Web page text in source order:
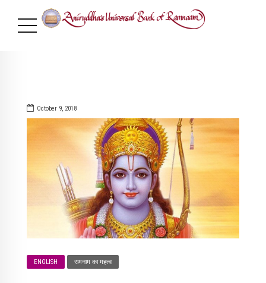
October 9, 2018
ENGLISH रामनाम का महत्व